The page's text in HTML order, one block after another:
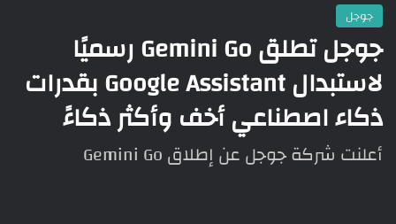
جوجل
جوجل تطلق Gemini Go رسميًا
لاستبدال Google Assistant بقدرات
ذكاء اصطناعي أخف وأكثر ذكاءً
أعلنت شركة جوجل عن إطلاق Gemini Go